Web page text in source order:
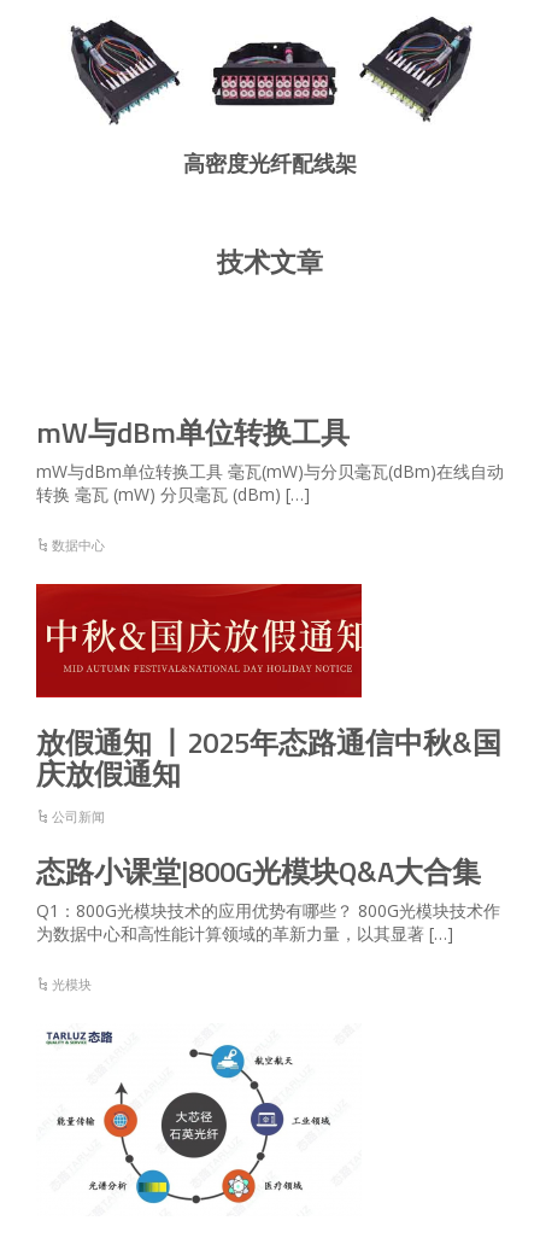
高密度熔纤配线架
高密度光纤配线架
技术文章
mW与dBm单位转换工具
mW与dBm单位转换工具 毫瓦(mW)与分贝毫瓦(dBm)在线自动
转换 毫瓦 (mW) 分贝毫瓦 (dBm) […]
数据中心
放假通知 丨2025年态路通信中秋&国
庆放假通知
公司新闻
态路小课堂|800G光模块Q&A大合集
Q1：800G光模块技术的应用优势有哪些？ 800G光模块技术作
为数据中心和高性能计算领域的革新力量，以其显著 […]
光模块